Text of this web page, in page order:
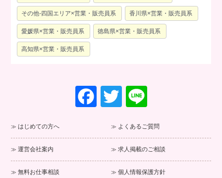
その他-四国エリア×営業・販売員系 香川県×営業・販売員系
愛媛県×営業・販売員系 徳島県×営業・販売員系
高知県×営業・販売員系
F
a
e
b
T
wi
tt
er
e
はじめての方へ よくあるご質問
運営会社案内 求人掲載のご相談
無料お仕事相談 個人情報保護方針